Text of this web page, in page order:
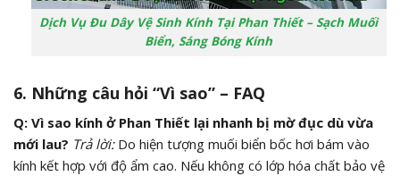
Dịch Vụ Đu Dây Vệ Sinh Kính Tại Phan Thiết – Sạch Muối
Biển, Sáng Bóng Kính
6. Những câu hỏi “Vì sao” – FAQ
Q: Vì sao kính ở Phan Thiết lại nhanh bị mờ đục dù vừa
mới lau? Trả lời:Do hiện tượng muối biển bốc hơi bám vào
kính kết hợp với độ ẩm cao. Nếu không có lớp hóa chất bảo vệ